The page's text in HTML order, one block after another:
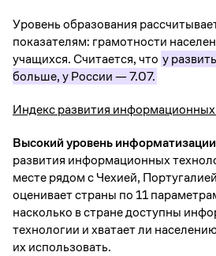
Уровень образования
показателям: грамотности
учащихся. Считается, что у
больше, у России — 7.07.
Индекс развития
Высокий уровень
развития информационных
месте рядом с Чехией,
оценивает страны по 11
насколько в стране доступны
технологии и хватает ли
их использовать.